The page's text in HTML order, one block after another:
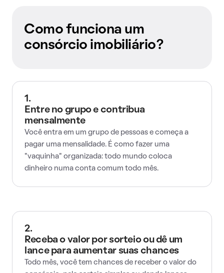
Como funciona um
consórcio imobiliário?
1.
Entre no grupo e contribua
mensalmente
Você entra em um grupo de pessoas e começa a
pagar uma mensalidade. É como fazer uma
"vaquinha" organizada: todo mundo coloca
dinheiro numa conta comum todo mês.
2.
Receba o valor por sorteio ou dê um
lance para aumentar suas chances
Todo mês, você tem chances de receber o valor do